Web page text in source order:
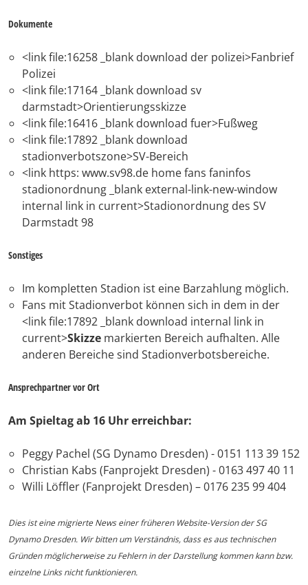
Dokumente
<link file:16258 _blank download der polizei>Fanbrief
Polizei
<link file:17164 _blank download sv
darmstadt>Orientierungsskizze
<link file:16416 _blank download fuer>Fußweg
<link file:17892 _blank download
stadionverbotszone>SV-Bereich
<link https: www.sv98.de home fans faninfos
stadionordnung _blank external-link-new-window
internal link in current>Stadionordnung des SV
Darmstadt 98
Sonstiges
Im kompletten Stadion ist eine Barzahlung möglich.
Fans mit Stadionverbot können sich in dem in der
<link file:17892 _blank download internal link in
current>Skizze markierten Bereich aufhalten. Alle
anderen Bereiche sind Stadionverbotsbereiche.
Ansprechpartner vor Ort
Am Spieltag ab 16 Uhr erreichbar:
Peggy Pachel (SG Dynamo Dresden) - 0151 113 39 152
Christian Kabs (Fanprojekt Dresden) - 0163 497 40 11
Willi Löffler (Fanprojekt Dresden) – 0176 235 99 404
Dies ist eine migrierte News einer früheren Website-Version der SG
Dynamo Dresden. Wir bitten um Verständnis, dass es aus technischen
Gründen möglicherweise zu Fehlern in der Darstellung kommen kann bzw.
einzelne Links nicht funktionieren.